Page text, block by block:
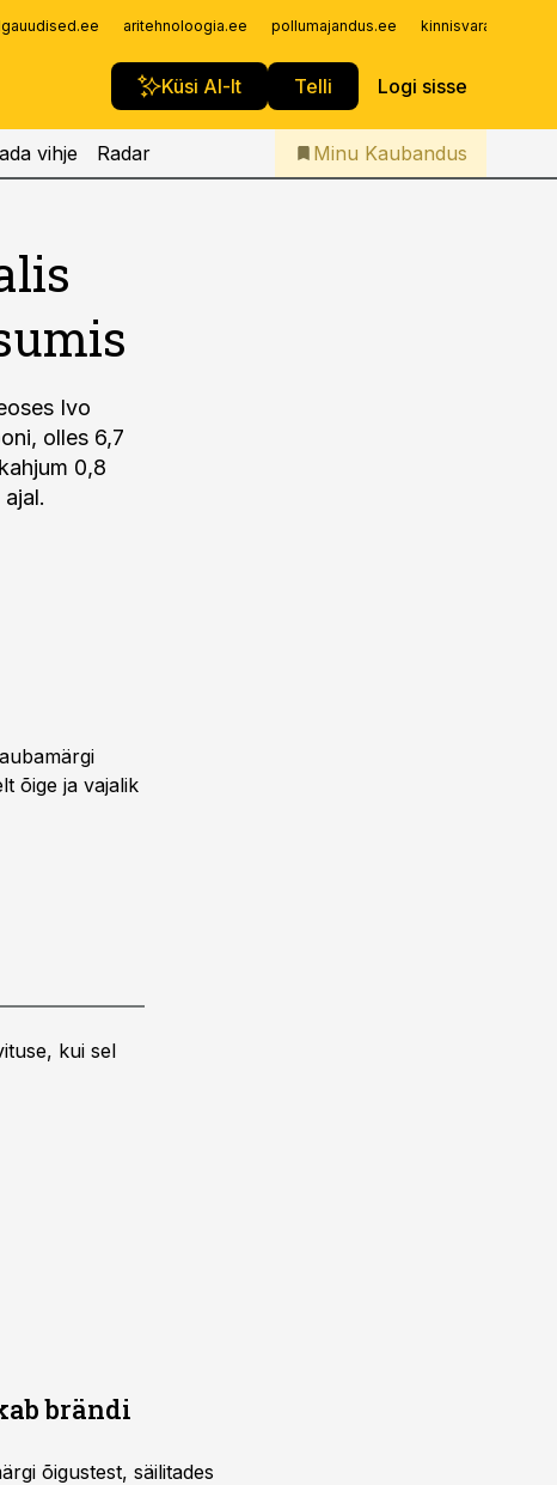
aritehnoloogia.ee pollumajandus.ee
Küsi AI-lt Telli Logi sisse
Iseteenindus
Telli Kaubandus
vihje Radar Minu Kaubandus
Ivo
olles 6,7
0,8
õige ja vajalik
kui sel
brändi
õigustest, säilitades